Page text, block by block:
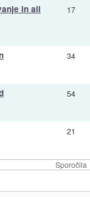
Sporočila
in ali 17
34
54
21